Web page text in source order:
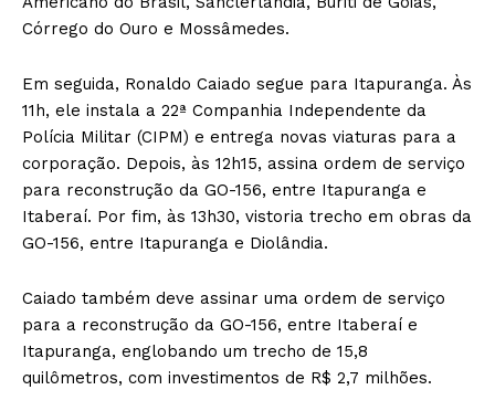
Córrego do Ouro e Mossâmedes.
Em seguida, Ronaldo Caiado segue para Itapuranga. Às
11h, ele instala a 22ª Companhia Independente da
Polícia Militar (CIPM) e entrega novas viaturas para a
corporação. Depois, às 12h15, assina ordem de serviço
para reconstrução da GO-156, entre Itapuranga e
Itaberaí. Por fim, às 13h30, vistoria trecho em obras da
GO-156, entre Itapuranga e Diolândia.
Caiado também deve assinar uma ordem de serviço
para a reconstrução da GO-156, entre Itaberaí e
Itapuranga, englobando um trecho de 15,8
quilômetros, com investimentos de R$ 2,7 milhões.